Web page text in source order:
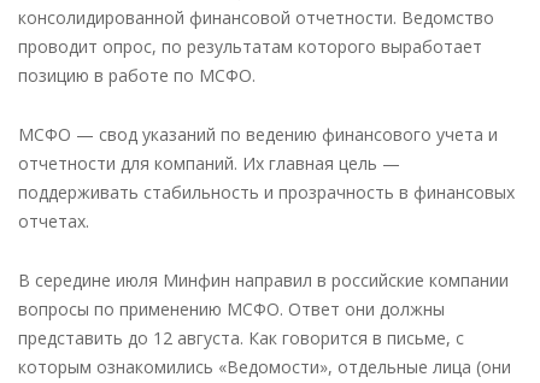
консолидированной финансовой отчетности. Ведомство
проводит опрос, по результатам которого выработает
позицию в работе по МСФО.
МСФО — свод указаний по ведению финансового учета и
отчетности для компаний. Их главная цель —
поддерживать стабильность и прозрачность в финансовых
отчетах.
В середине июля Минфин направил в российские компании
вопросы по применению МСФО. Ответ они должны
представить до 12 августа. Как говорится в письме, с
которым ознакомились «Ведомости», отдельные лица (они